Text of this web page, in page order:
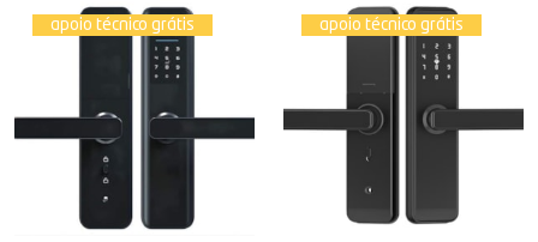
apoio técnico grátis apoio técnico grátis